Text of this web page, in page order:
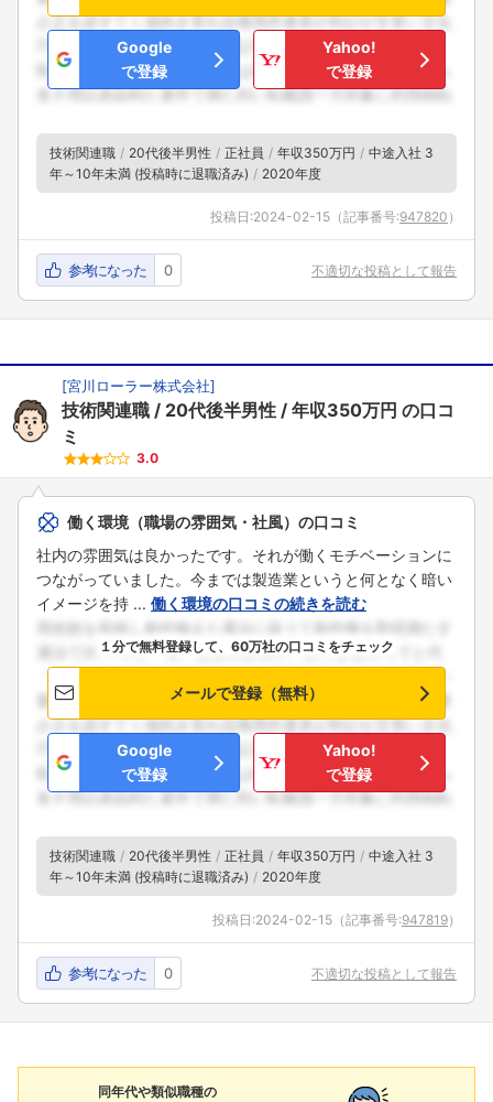
Google
で登録
Yahoo!
で登録
技術関連職 20代後半男性 正社員 年収350万円
中途入社 3
年～10年未満 (投稿時に退職済み)
2020年度
投稿日:2024-02-15 （記事番号:947820 ）
参考になった 0 不適切な投稿として報告
[宮川ローラー株式会社]
技術関連職 20代後半男性 年収350万円 の口コ
ミ
3.0
働く環境（職場の雰囲気・社風）の口コミ
社内の雰囲気は良かったです。それが働くモチベーションに
つながっていました。今までは製造業というと何となく暗い
イメージを持 ... 働く環境の口コミの続きを読む
１分で無料登録して、60万社の口コミをチェック
メールで登録（無料）
Google
で登録
Yahoo!
で登録
技術関連職 20代後半男性 正社員 年収350万円
中途入社 3
年～10年未満 (投稿時に退職済み)
2020年度
投稿日:2024-02-15 （記事番号:947819）
参考になった 0 不適切な投稿として報告
同年代や類似職種の